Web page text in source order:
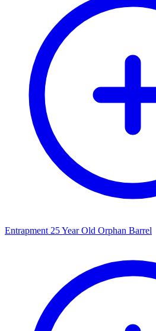
Entrapment 25 Year Old Orphan Barrel